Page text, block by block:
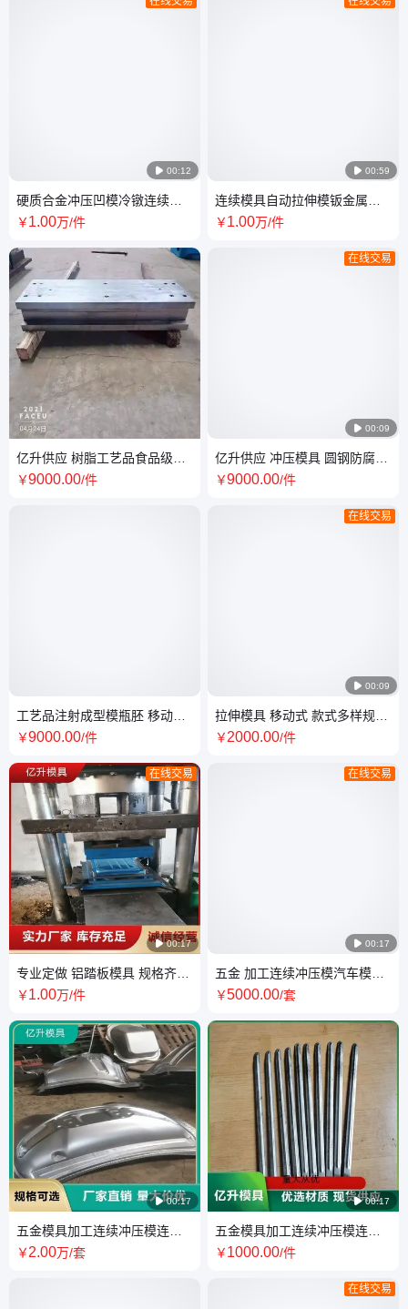
 00:12
硬质合金冲压凹模冷镦连续拉
伸五金冲压模具 亿升
￥1.00万/件
亿升供应 树脂工艺品食品级模
具 五金冲压件 可定制
￥9000.00/件
工艺品注射成型模瓶胚 移动式
多型腔模具定制
￥9000.00/件
 00:17
在线交易
专业定做 铝踏板模具 规格齐全
售后安心 亿升厂家
￥1.00万/件
 00:17
五金模具加工连续冲压模连续
模 生产厂家 诚信经营
￥2.00万/套
 00:59
连续模具自动拉伸模钣金属成
型模冲裁模生产厂家
￥1.00万/件
 00:09
在线交易
亿升供应 冲压模具 圆钢防腐蚀
耐高温表面抛光热处理
￥9000.00/件
 00:09
在线交易
拉伸模具 移动式 款式多样规格
齐全 一站式服务
￥2000.00/件
 00:17
在线交易
五金 加工连续冲压模汽车模具
经久耐用 售后安心
￥5000.00/套
 00:17
五金模具加工连续冲压模连续
模 经久耐用 资质齐全
￥1000.00/件
在线交易